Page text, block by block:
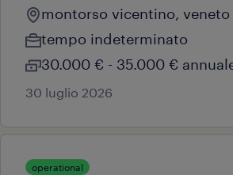
montorso vicentino, veneto
tempo indeterminato
30.000 € - 35.000 €
30 luglio 2026
operational